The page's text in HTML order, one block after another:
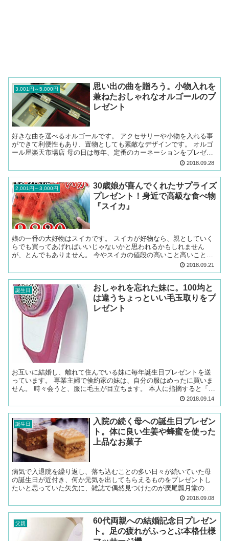
3,001円～5,000円
思い出の曲を贈ろう。小物入れを
兼ねたおしゃれなオルゴールのプ
レゼント
好きな曲を選べるオルゴールです。 アクセサリーや小物を入れる事
ができて利便性もあり、置物としても素敵なデザインです。 オルゴ
ール屋楽天市場店 母の日は毎年、定番のカーネーションをプレゼン
トしていましたが、私が結婚した事で実家を離れることにな...2018.09.28
2,001円～3,000円
30歳娘が喜んでくれたサプライズ
プレゼント！身近で高級な食べ物
『スイカ』
娘の一番の大好物はスイカです。 スイカが好物なら、親としていく
らでも買ってあげればいいじゃないかと思われるかもしれません
が、とんでもありません。 今やスイカの値段の高いこと高いこと。
そうそうは買ってあげられません。 しかし，もうそろそろス...2018.09.21
誕生日
おしゃれを忘れた妹に。100均と
は違うちょっといい毛玉取りをプ
レゼント
お互いに結婚し、離れて住んでいる妹に毎年誕生日プレゼントを送
っています。 専業主婦で倹約家の妹は、自分の服はめったに買いま
せん。 時々会うと、服に毛玉が目立ちます。 本人に指摘すると「あ
まり外にでないから気にしてなかった」とのこと。 これじ...2018.09.14
誕生日
入院の続く母への誕生日プレゼン
ト。体に良い生姜や蜂蜜を使った
上品なお菓子
病気で入退院を繰り返し、落ち込むことの多い日々が続いていた母
の誕生日が近付き、何か元気を出してもらえるものをプレゼントし
たいと思っていた矢先に、雑誌で偶然見つけたのが廣尾瓢月堂の
「六瓢息災」というお菓子でした。 廣尾瓢月堂六瓢息災(むびょう...
2018.09.08
父親
60代両親への結婚記念日プレゼン
ト。足の疲れがふっとぶ本格仕様